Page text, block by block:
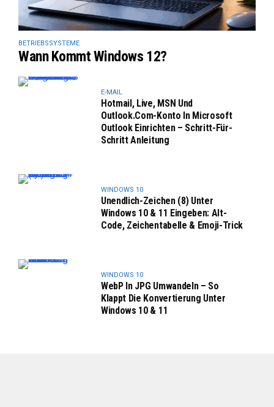
BETRIEBSSYSTEME
Wann Kommt Windows 12?
E-MAIL
Hotmail, Live, MSN Und
Outlook.com-Konto In Microsoft
Outlook Einrichten – Schritt-Für-
Schritt Anleitung
WINDOWS 10
Unendlich-Zeichen (8) Unter
Windows 10 & 11 Eingeben: Alt-
Code, Zeichentabelle & Emoji-Trick
WINDOWS 10
WebP In JPG Umwandeln – So
Klappt Die Konvertierung Unter
Windows 10 & 11